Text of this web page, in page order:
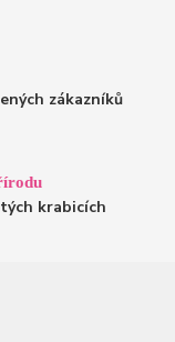
zákazníků
krabicích